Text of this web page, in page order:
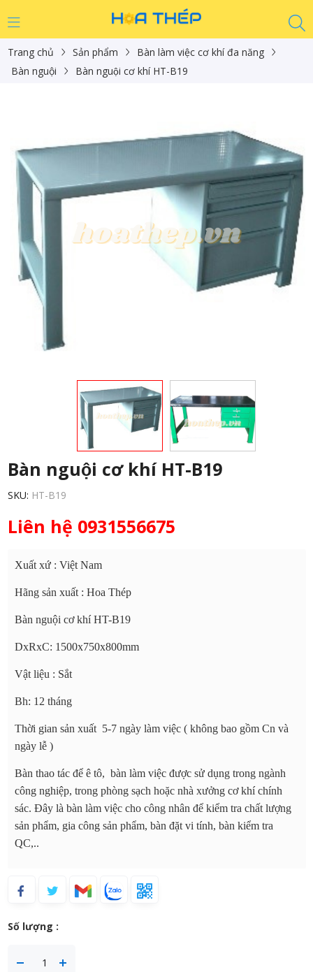
Trang chủ Sản phẩm
Bàn làm việc cơ khí đa năng
Bàn nguội
Bàn nguội cơ khí HT-B19
Bàn nguội cơ khí HT-B19
SKU: HT-B19
Liên hệ 0931556675
Xuất xứ : Việt Nam
Hãng sản xuất : Hoa Thép
Bàn nguội cơ khí HT-B19
DxRxC: 1500x750x800mm
Vật liệu : Sắt
Bh: 12 tháng
Thời gian sản xuất 5-7 ngày làm việc ( không bao gồm Cn và
ngày lễ )
Bàn thao tác để ê tô, bàn làm việc được sử dụng trong ngành
công nghiệp, trong phòng sạch hoặc nhà xưởng cơ khí chính
sác. Đây là bàn làm việc cho công nhân để kiểm tra chất lượng
sản phẩm, gia công sản phẩm, bàn đặt vi tính, bàn kiểm tra
QC,..
Số lượng :